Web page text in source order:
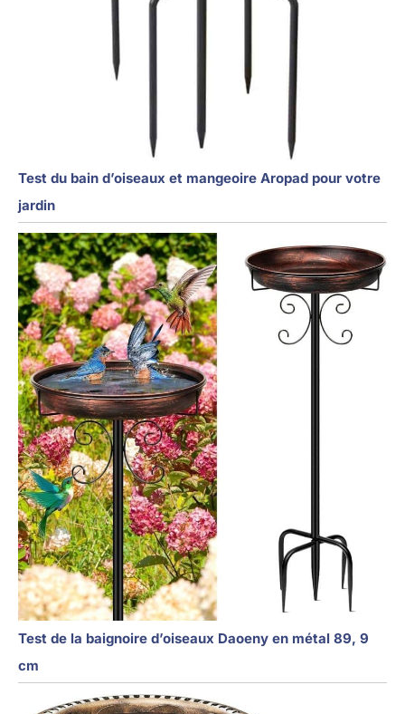
Test du bain d’oiseaux et mangeoire Aropad pour votre
jardin
Test de la baignoire d’oiseaux Daoeny en métal 89, 9
cm